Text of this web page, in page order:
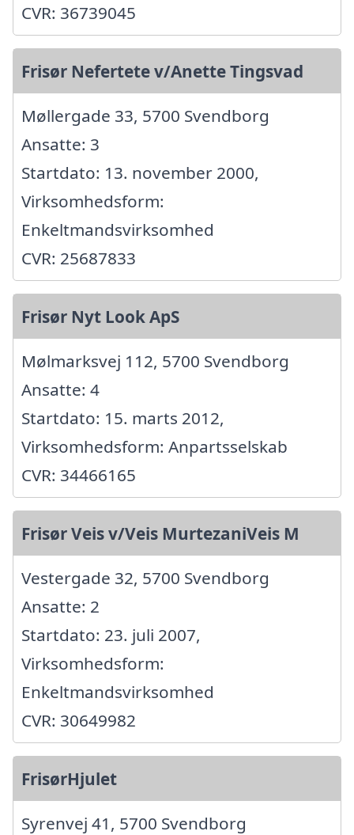
CVR: 36739045
Frisør Nefertete v/Anette Tingsvad
Møllergade 33, 5700 Svendborg
Ansatte: 3
Startdato: 13. november 2000,
Virksomhedsform:
Enkeltmandsvirksomhed
CVR: 25687833
Frisør Nyt Look ApS
Mølmarksvej 112, 5700 Svendborg
Ansatte: 4
Startdato: 15. marts 2012,
Virksomhedsform: Anpartsselskab
CVR: 34466165
Frisør Veis v/Veis MurtezaniVeis M
Vestergade 32, 5700 Svendborg
Ansatte: 2
Startdato: 23. juli 2007,
Virksomhedsform:
Enkeltmandsvirksomhed
CVR: 30649982
FrisørHjulet
Syrenvej 41, 5700 Svendborg